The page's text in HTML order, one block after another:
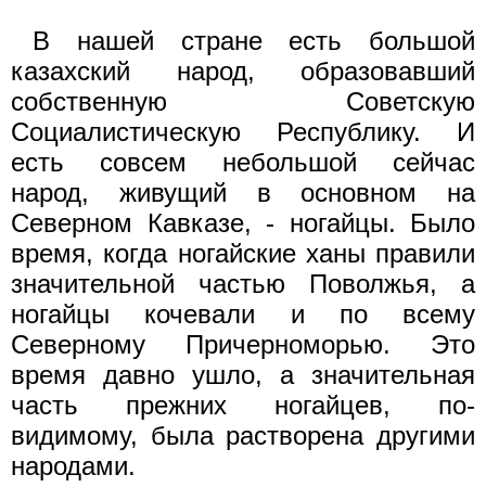
В нашей стране есть большой
казахский народ, образовавший
собственную Советскую
Социалистическую Республику. И
есть совсем небольшой сейчас
народ, живущий в основном на
Северном Кавказе, - ногайцы. Было
время, когда ногайские ханы правили
значительной частью Поволжья, а
ногайцы кочевали и по всему
Северному Причерноморью. Это
время давно ушло, а значительная
часть прежних ногайцев, по-
видимому, была растворена другими
народами.